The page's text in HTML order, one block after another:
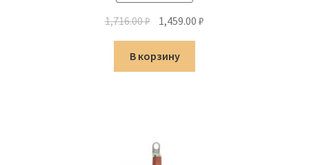
1,716.00₽ Первоначальная
цена
составляла
1,716.00 ₽.
1,459.00₽
В корзину